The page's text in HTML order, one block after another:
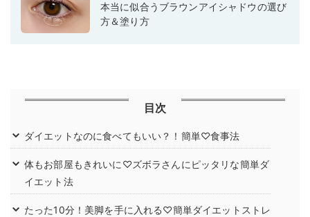
本当に似合うブラウンアイシャドウの選び
方＆塗り方
目次
ダイエットなのに食べてもいい？！簡単♡食事法
体もお部屋もきれいに♡ズボラさんにピッタリな簡単ダ
イエット法
たった10分！美脚を手に入れる♡簡単ダイエットストレ